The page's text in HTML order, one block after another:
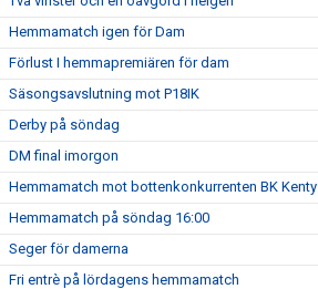
Hemmamatch igen för Dam
Förlust I hemmapremiären för dam
Säsongsavslutning mot P18IK
Derby på söndag
DM final imorgon
Hemmamatch mot bottenkonkurrenten BK Kenty
Hemmamatch på söndag 16:00
Seger för damerna
Fri entrè på lördagens hemmamatch